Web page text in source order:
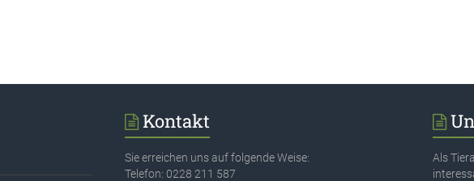
Kontakt
Sie erreichen uns auf folgende Weise:
Telefon: 0228 211 587
Als